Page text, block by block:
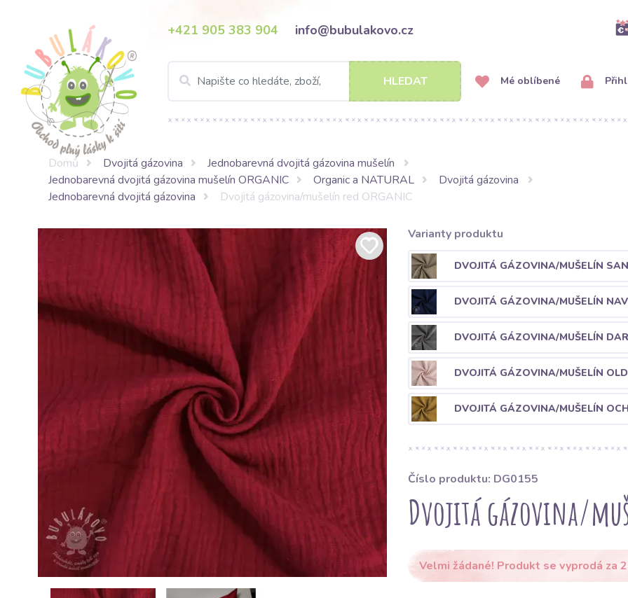
+421 905 383 904 info@bubulakovo.cz
HLEDAT Mé oblíbené
Domů Dvojitá gázovina
Jednobarevná dvojitá gázovina mušelín
Jednobarevná dvojitá gázovina mušelín ORGANIC
Organic a NATURAL
Dvojitá gázovina
Jednobarevná dvojitá gázovina
Dvojitá gázovina/mušelín red ORGANIC
Varianty produktu
DVOJITÁ GÁZOVINA/MUŠELÍN
DVOJITÁ GÁZOVINA/MUŠELÍN
DVOJITÁ GÁZOVINA/MUŠELÍN
DVOJITÁ GÁZOVINA/MUŠELÍN
DVOJITÁ GÁZOVINA/MUŠELÍN
Číslo produktu: DG0155
Dvojitá gázovina/
Velmi žádané! Produkt se vyprodá za